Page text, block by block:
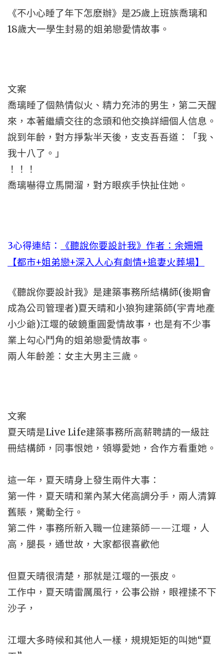
《不小心睡了年下怎麽辦》是25歲上班族喬璃和
18歲大一學生封易的姐弟戀愛情故事。
文案
喬璃睡了個熱情似火、精力充沛的男生，第二天醒
來，本著繼續交往的念頭和他交換詳細個人信息。
說到年齡，對方掙紮半天後，支支吾吾道：「我、
我十八了。」
！！！
喬璃嚇得立馬開溜，對方眼疾手快扯住她。
3心得連結：
《聽說你要設計我》作者：余姍姍
【都市+姐弟戀+深入人心有劇情+追妻火葬場】
《聽說你要設計我》是建築事務所結構師(後期會
成為公司管理者)夏天晴和小狼狗建築師(宇青地產
小少爺)江堰的破鏡重圓愛情故事，也是有不少事
業上勾心鬥角的姐弟戀愛情故事。
兩人年齡差：女主大男主三歲。
文案
夏天晴是Live Life建築事務所高薪聘請的一級註
冊結構師，同事恨她，領導愛她，合作方看重她。
這一年，夏天晴身上發生兩件大事：
第一件，夏天晴和業內某大佬高調分手，兩人清算
舊賬，驚動全行。
第二件，事務所新入職一位建築師——江堰，人
高，腿長，通世故，大家都很喜歡他
但夏天晴很清楚，那就是江堰的一張皮。
工作中，夏天晴雷厲風行，公事公辦，眼裡揉不下
沙子，
江堰大多時候和其他人一樣，規規矩矩的叫她“夏